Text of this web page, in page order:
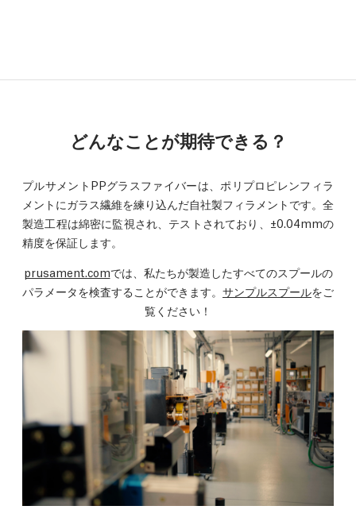
どんなことが期待できる？
プルサメントPPグラスファイバーは、ポリプロピレンフィラ
メントにガラス繊維を練り込んだ自社製フィラメントです。全
製造工程は綿密に監視され、テストされており、±0.04mmの
精度を保証します。
prusament.comでは、私たちが製造したすべてのスプールの
パラメータを検査することができます。 サンプルスプールをご
覧ください！